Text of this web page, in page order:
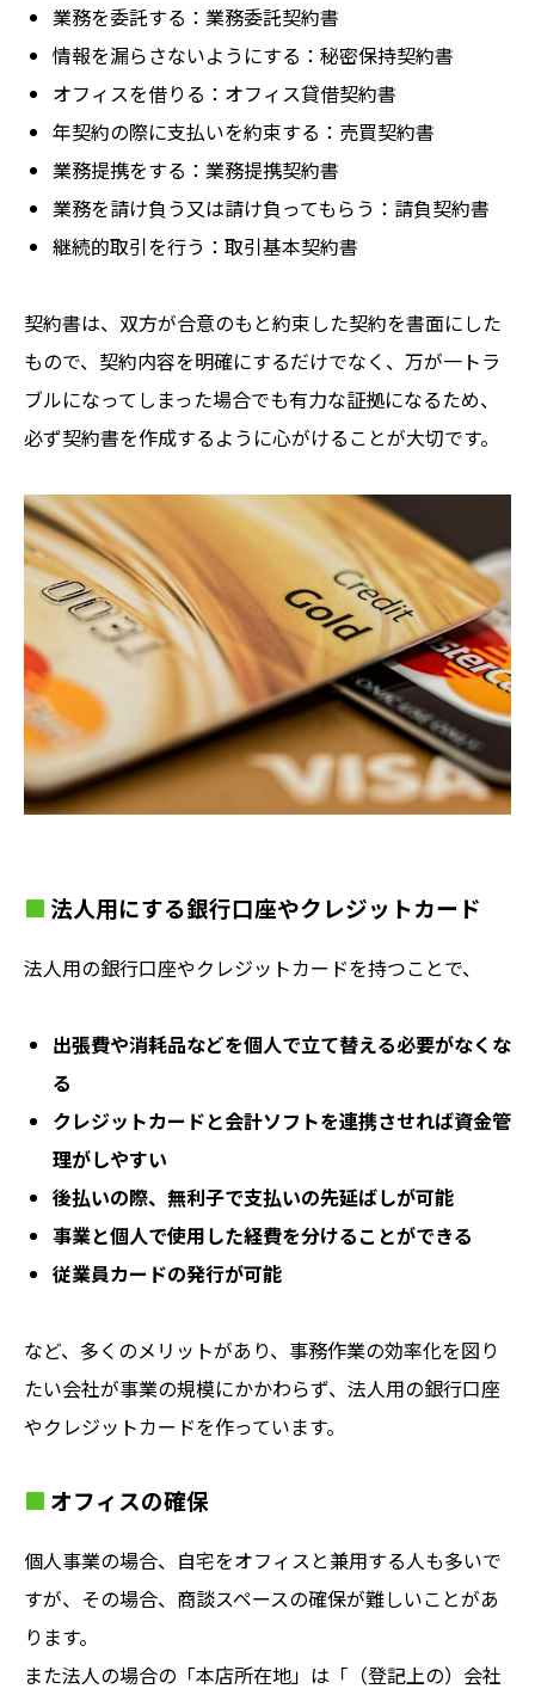
業務を委託する：業務委託契約書
情報を漏らさないようにする：秘密保持契約書
オフィスを借りる：オフィス貸借契約書
年契約の際に支払いを約束する：売買契約書
業務提携をする：業務提携契約書
業務を請け負う又は請け負ってもらう：請負契約書
継続的取引を行う：取引基本契約書
契約書は、双方が合意のもと約束した契約を書面にした
もので、契約内容を明確にするだけでなく、万が一トラ
ブルになってしまった場合でも有力な証拠になるため、
必ず契約書を作成するように心がけることが大切です。
法人用にする銀行口座やクレジットカード
法人用の銀行口座やクレジットカードを持つことで、
出張費や消耗品などを個人で立て替える必要がなくな
る
クレジットカードと会計ソフトを連携させれば資金管
理がしやすい
後払いの際、無利子で支払いの先延ばしが可能
事業と個人で使用した経費を分けることができる
従業員カードの発行が可能
など、多くのメリットがあり、事務作業の効率化を図り
たい会社が事業の規模にかかわらず、法人用の銀行口座
やクレジットカードを作っています。
オフィスの確保
個人事業の場合、自宅をオフィスと兼用する人も多いで
すが、その場合、商談スペースの確保が難しいことがあ
ります。
また法人の場合の「本店所在地」は「（登記上の）会社